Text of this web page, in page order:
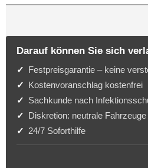
Darauf können Sie sich
Festpreisgarantie – keine
Kostenvoranschlag kostenfrei
Sachkunde nach
Diskretion: neutrale Fahrzeuge
24/7 Soforthilfe